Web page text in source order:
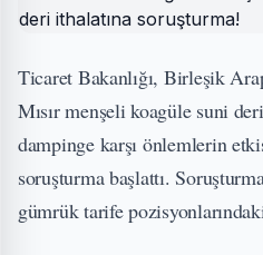
Ticaret Bakanlığı, Birleşik
Mısır menşeli koagüle suni
dampinge karşı önlemlerin
soruşturma başlattı.
gümrük tarife